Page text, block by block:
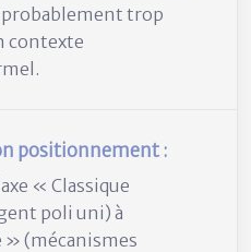
trop
contexte
positionnement :
« Classique
poli uni) à
» (mécanismes